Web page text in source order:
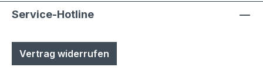
Service-Hotline
Vertrag widerrufen